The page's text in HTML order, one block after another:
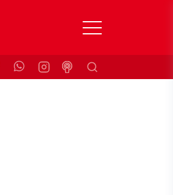
KrankenkasseSuchen